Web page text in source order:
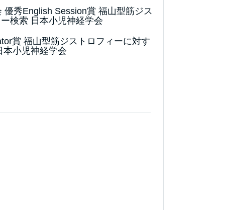
秀English Session賞 福山型筋ジス
検索 日本小児神経学会
賞 福山型筋ジストロフィーに対す
本小児神経学会